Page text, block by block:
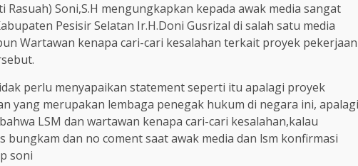
Rasuah) Soni,S.H mengungkapkan kepada awak media sangat
Pesisir Selatan Ir.H.Doni Gusrizal di salah satu media
Wartawan kenapa cari-cari kesalahan terkait proyek pekerjaan
perlu menyapaikan statement seperti itu apalagi proyek
yang merupakan lembaga penegak hukum di negara ini, apalagi
LSM dan wartawan kenapa cari-cari kesalahan,kalau
bungkam dan no coment saat awak media dan lsm konfirmasi
soni